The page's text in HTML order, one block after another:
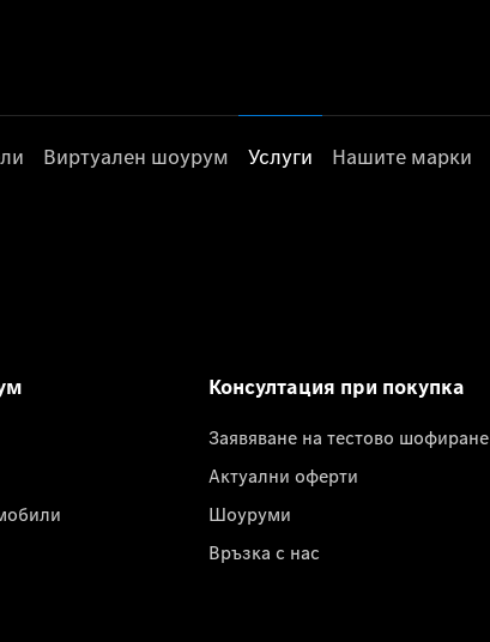
Виртуален шоурум Услуги Нашите марки
Консултация при покупка
Заявяване на тестово шофиране
Актуални оферти
Шоуруми
Връзка с нас